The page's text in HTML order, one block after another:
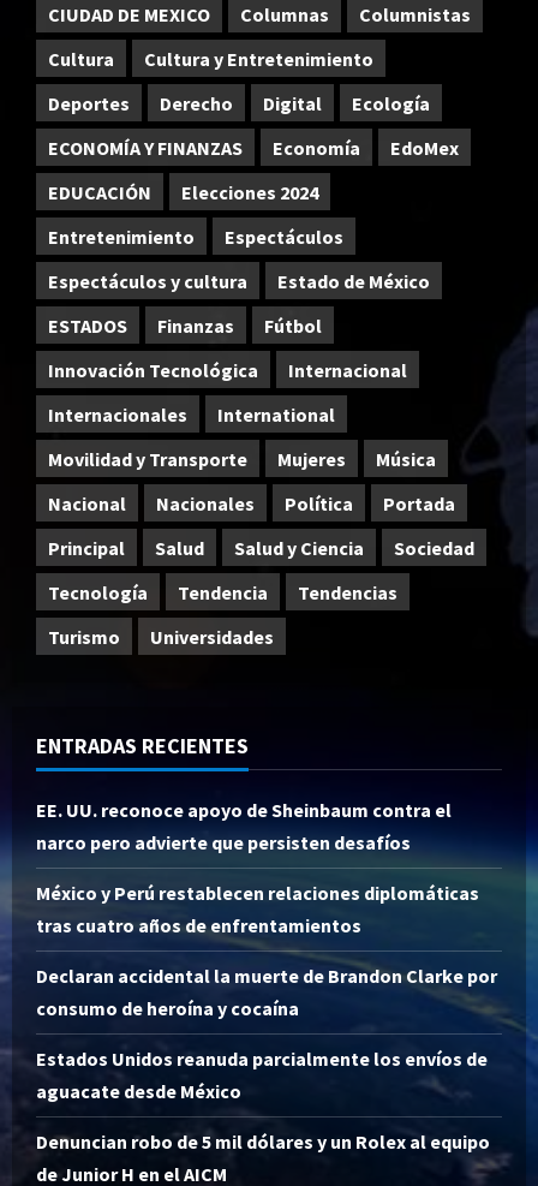
CIUDAD DE MEXICO
Columnas
Columnistas
Cultura
Cultura y Entretenimiento
Deportes
Derecho Digital
Ecología
ECONOMÍA Y FINANZAS
Economía
EdoMex
EDUCACIÓN
Elecciones 2024
Entretenimiento
Espectáculos
Espectáculos y cultura
Estado de México
ESTADOS
Finanzas
Fútbol
Innovación Tecnológica
Internacional
Internacionales
International
Movilidad y Transporte
Mujeres
Música
Nacional
Nacionales Política
Portada
Principal
Salud Salud y Ciencia
Sociedad
Tecnología
Tendencia
Tendencias
Turismo
Universidades
ENTRADAS RECIENTES
EE. UU. reconoce apoyo de Sheinbaum contra el
narco pero advierte que persisten desafíos
México y Perú restablecen relaciones diplomáticas
tras cuatro años de enfrentamientos
Declaran accidental la muerte de Brandon Clarke por
consumo de heroína y cocaína
Estados Unidos reanuda parcialmente los envíos de
aguacate desde México
Denuncian robo de 5 mil dólares y un Rolex al equipo
de Junior H en el AICM